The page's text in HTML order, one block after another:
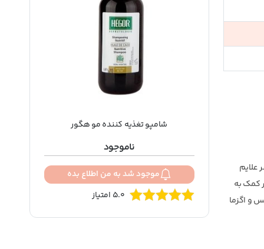
علایم
کمک به
و اگزما
شامپو تغذیه کننده مو هگور
ناموجود
موجود شد به من اطلاع بده
5.0 امتیاز